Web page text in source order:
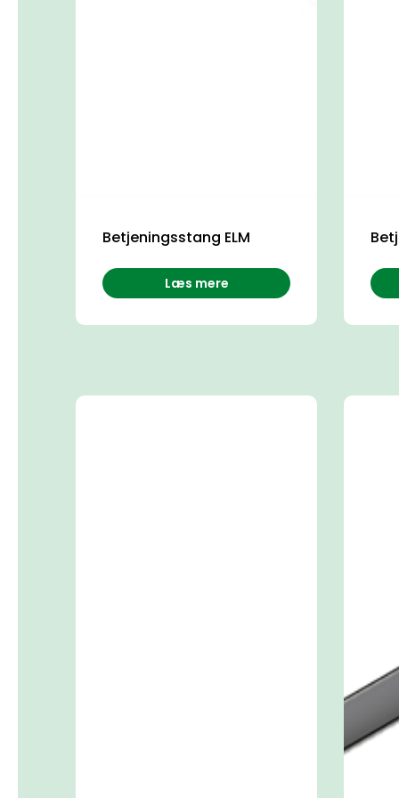
Betjeningsstang ELM
Læs mere